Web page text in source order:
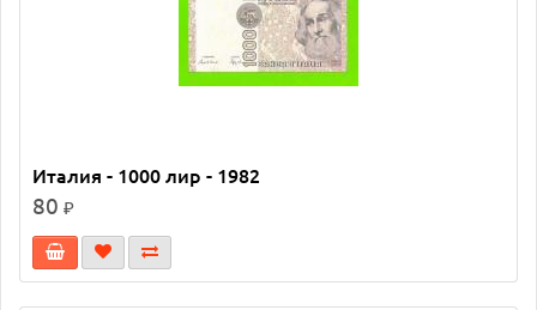
Италия - 1000 лир - 1982
80 ₽